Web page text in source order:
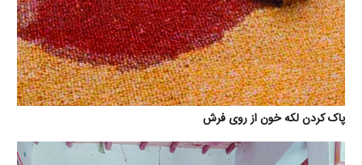
پاک کردن لکه خون از روی فرش